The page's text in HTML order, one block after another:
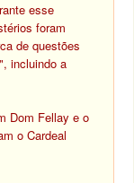
esse
foram
de questões
incluindo a
Dom Fellay e o
o Cardeal